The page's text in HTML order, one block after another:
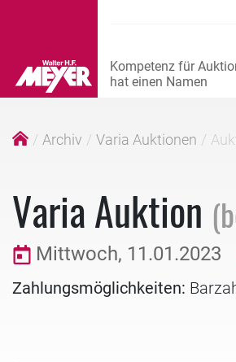
Archiv Varia Auktionen
Varia Auktion
Mittwoch, 11.01.2023
Zahlungsmöglichkeiten: